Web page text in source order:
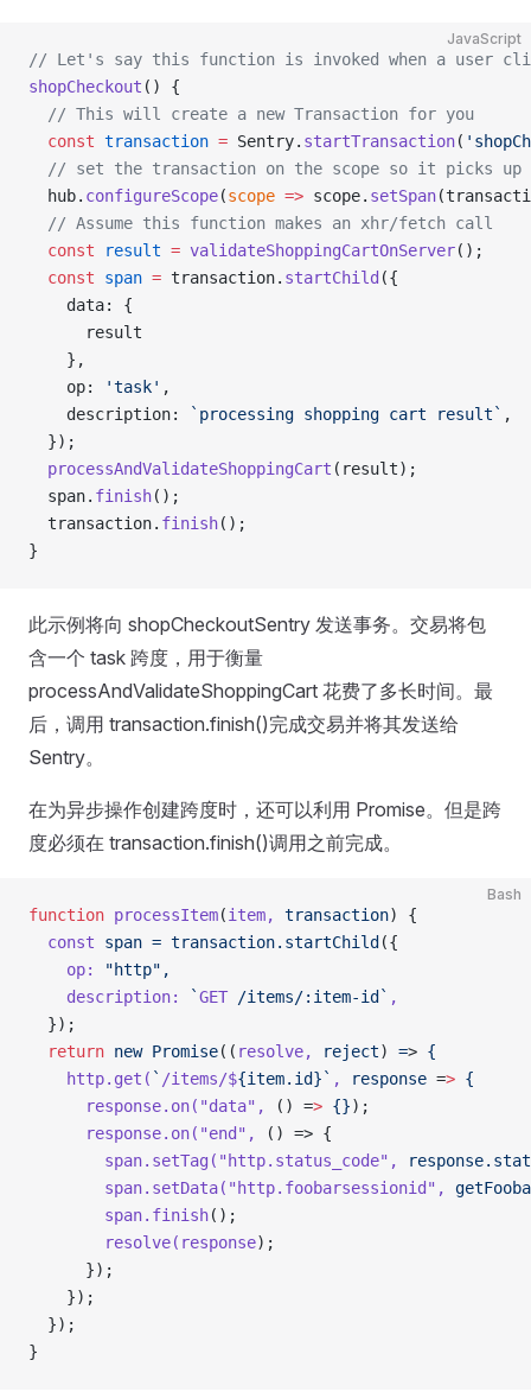
JavaScript
// Let's say this function is invoked when a user
shopCheckout () {
  // This will create a new Transaction for you
  const
transaction = Sentry. startTransaction(
// set the transaction on the scope so it picks up
  hub.
configureScope(scope => scope. setSpan
  // Assume this function makes an xhr/fetch call
  const
result = validateShoppingCartOnServer();
  const
span = transaction. startChild ({
    data: {
      result
    },
    op:
'task' ,
    description:
`processing shopping cart result` ,
  });
  processAndValidateShoppingCart
(result);
  span.
finish();
  transaction.
finish();
}
此示例将向 shopCheckoutSentry 发送事务。交易将包
含一个 task 跨度，用于衡量
processAndValidateShoppingCart 花费了多长时间。最
后，调用 transaction.finish()完成交易并将其发送给
Sentry。
在为异步操作创建跨度时，还可以利用 Promise。但是跨
度必须在 transaction.finish()调用之前完成。
Bash
function processItem(item, transaction) {
  const
span = transaction.startChild ({
    op:
"http",
    description:
`GET /items/:item-id` ,
  });
  return
new Promise(( resolve, reject) => {
    http.get(
` /items/${item.id}` , response => {
      response.on(
"data" , () => {});
      response.on(
"end" ,
() => {
        span.setTag(
"http.status_code" ,
        span.setData(
"http.foobarsessionid" ,
        span.finish
();
        resolve(response
);
      });
    });
  });
}